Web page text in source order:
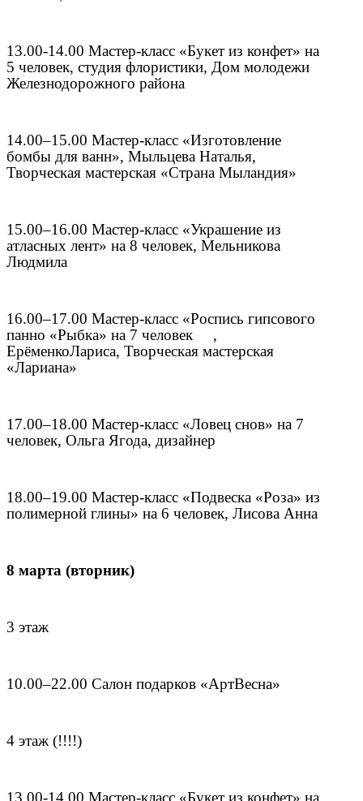
13.00-14.00 Мастер-класс «Букет из конфет» на
5 человек, студия флористики, Дом молодежи
Железнодорожного района
14.00–15.00 Мастер-класс «Изготовление
бомбы для ванн», Мыльцева Наталья,
Творческая мастерская «Страна Мыландия»
15.00–16.00 Мастер-класс «Украшение из
атласных лент» на 8 человек, Мельникова
Людмила
16.00–17.00 Мастер-класс «Роспись гипсового
панно «Рыбка» на 7 человек ,
ЕрёменкоЛариса, Творческая мастерская
«Лариана»
17.00–18.00 Мастер-класс «Ловец снов» на 7
человек, Ольга Ягода, дизайнер
18.00–19.00 Мастер-класс «Подвеска «Роза» из
полимерной глины» на 6 человек, Лисова Анна
8 марта (вторник)
3 этаж
10.00–22.00 Салон подарков «АртВесна»
4 этаж (!!!!)
13.00-14.00 Мастер-класс «Букет из конфет» на